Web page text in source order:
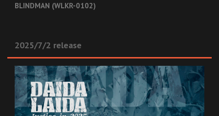
BLINDMAN (WLKR-0102)
2025/7/2 release